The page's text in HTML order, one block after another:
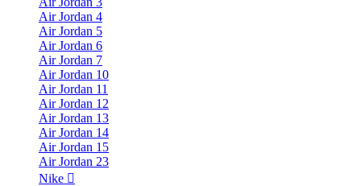
Air Jordan 4
Air Jordan 5
Air Jordan 6
Air Jordan 7
Air Jordan 10
Air Jordan 11
Air Jordan 12
Air Jordan 13
Air Jordan 14
Air Jordan 15
Air Jordan 23
Nike